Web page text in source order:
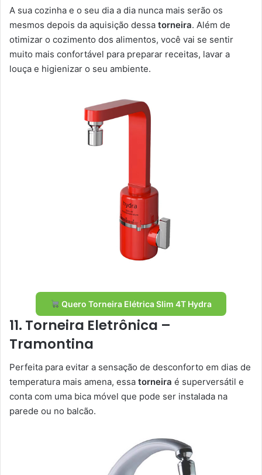
A sua cozinha e o seu dia a dia nunca mais serão os
mesmos depois da aquisição dessa torneira. Além de
otimizar o cozimento dos alimentos, você vai se sentir
muito mais confortável para preparar receitas, lavar a
louça e higienizar o seu ambiente.
Quero Torneira Elétrica Slim 4T Hydra
11. Torneira Eletrônica –
Tramontina
Perfeita para evitar a sensação de desconforto em dias de
temperatura mais amena, essa torneira é superversátil e
conta com uma bica móvel que pode ser instalada na
parede ou no balcão.